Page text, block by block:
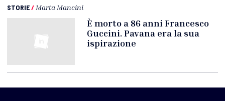
STORIE/ Marta Mancini
È morto a 86 anni Francesco
Guccini. Pavana era la sua
ispirazione